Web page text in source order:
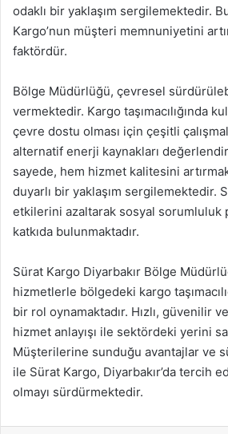
odaklı bir yaklaşım sergilemektedir.
Kargo’nun müşteri memnuniyetini
faktördür.
Bölge Müdürlüğü, çevresel
vermektedir. Kargo taşımacılığında
çevre dostu olması için çeşitli
alternatif enerji kaynakları
sayede, hem hizmet kalitesini
duyarlı bir yaklaşım sergilemektedir.
etkilerini azaltarak sosyal sorumluluk
katkıda bulunmaktadır.
Sürat Kargo Diyarbakır Bölge
hizmetlerle bölgedeki kargo
bir rol oynamaktadır. Hızlı, güvenilir
hizmet anlayışı ile sektördeki yerini
Müşterilerine sunduğu avantajlar ve
ile Sürat Kargo, Diyarbakır’da tercih
olmayı sürdürmektedir.